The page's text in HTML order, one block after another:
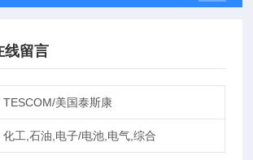
线留言
TESCOM/美国泰斯康
化工,石油,电子/电池,电气,综合